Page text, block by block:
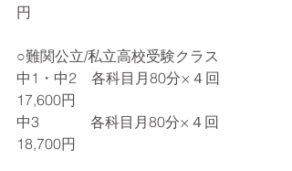
円
○難関公立/私立高校受験クラス
中1・中2　各科目月80分×４回
17,600円
中3　　　  各科目月80分×４回
18,700円